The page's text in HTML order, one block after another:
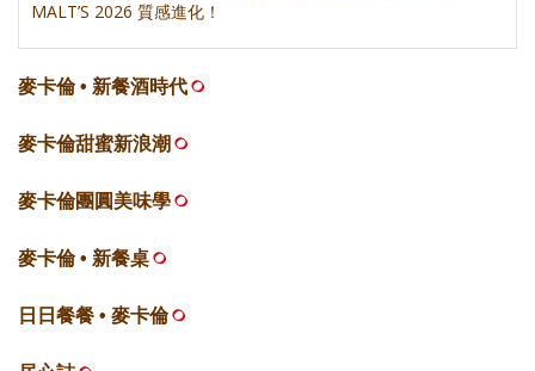
MALT’S 2026 質感進化！
麥卡倫 • 新餐酒時代
麥卡倫甜蜜新浪潮
麥卡倫團圓美味學
麥卡倫 • 新餐桌
日日餐餐 • 麥卡倫